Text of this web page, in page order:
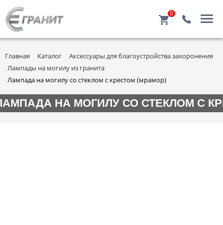
0
Главная Каталог
Аксессуары для благоустройства захоронения
Лампады на могилу из гранита
Лампада на могилу со стеклом с крестом (мрамор)
НА МОГИЛУ СО СТЕКЛОМ С